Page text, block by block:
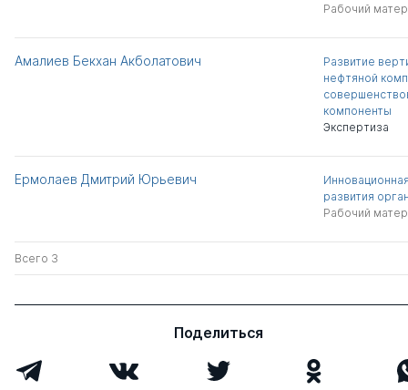
Рабочий
Амалиев Бекхан Акболатович
Развитие
нефтяной
компоненты
Экспертиза
Ермолаев Дмитрий Юрьевич
развития
Рабочий
Всего 3
Поделиться